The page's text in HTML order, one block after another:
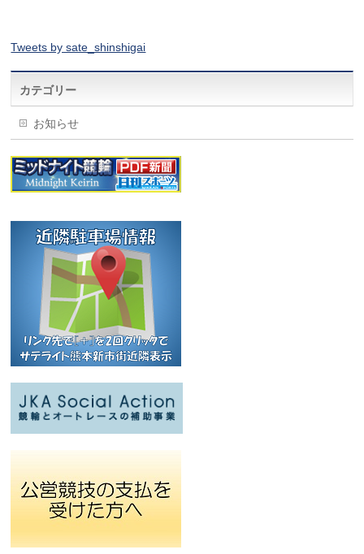
Tweets by sate_shinshigai
カテゴリー
お知らせ